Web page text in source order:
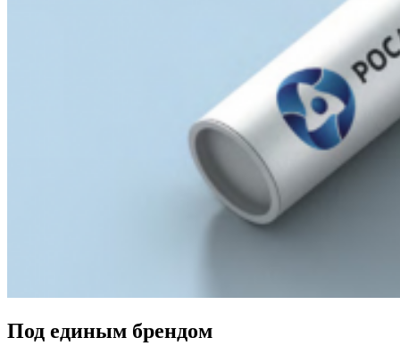
Под единым брендом